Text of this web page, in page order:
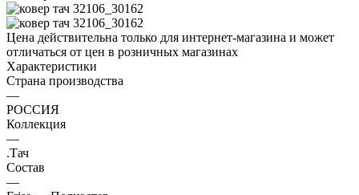
Цена действительна только для интернет-магазина и может
отличаться от цен в розничных магазинах
Характеристики
Страна производства
—
РОССИЯ
Коллекция
—
.Тач
Состав
—